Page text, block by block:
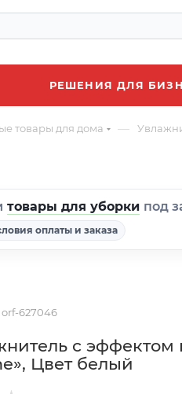
РЕШЕНИЯ ДЛЯ
товары для дома —
товары для уборки под
оплаты и заказа
orf-627046
с эффектом
Цвет белый